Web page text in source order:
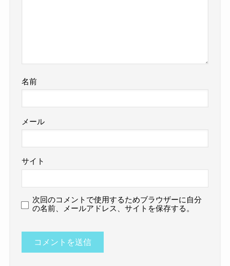
名前
メール
サイト
次回のコメントで使用するためブラウザーに自分
の名前、メールアドレス、サイトを保存する。